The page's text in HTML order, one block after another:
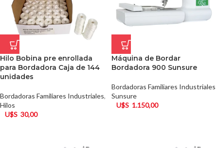
Hilo Bobina pre enrollada
para Bordadora Caja de 144
unidades
Bordadoras Familiares Industriales,
Hilos
U$S 30,00
Máquina de Bordar
Bordadora 900 Sunsure
Bordadoras Familiares Industriales
Sunsure
U$S 1.150,00